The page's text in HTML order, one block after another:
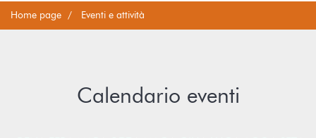
Home page Eventi e attività
Calendario eventi